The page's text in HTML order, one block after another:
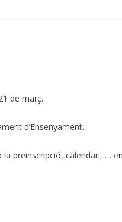
de març.
d’Ensenyament.
preinscripció, calendari, …